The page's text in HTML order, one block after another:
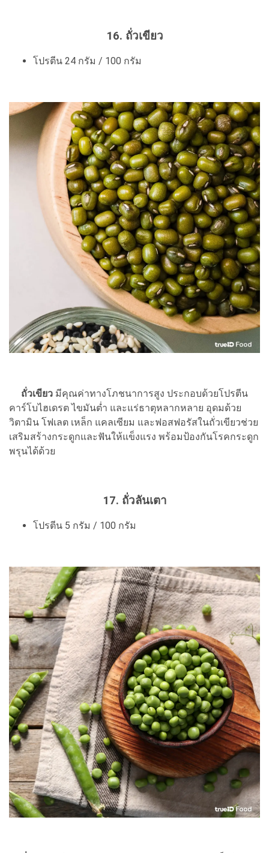
16. ถั่วเขียว
โปรตีน 24 กรัม / 100 กรัม
ถั่วเขียว มีคุณค่าทางโภชนาการสูง ประกอบด้วยโปรตีน
คาร์โบไฮเดรต ไขมันต่ำ และแร่ธาตุหลากหลาย อุดมด้วย
วิตามิน โฟเลต เหล็ก แคลเซียม และฟอสฟอรัสในถั่วเขียวช่วย
เสริมสร้างกระดูกและฟันให้แข็งแรง พร้อมป้องกันโรคกระดูก
พรุนได้ด้วย
17. ถั่วลันเตา
โปรตีน 5 กรัม / 100 กรัม